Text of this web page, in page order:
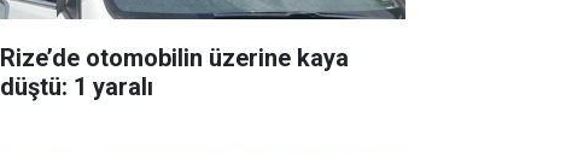
Rize’de otomobilin üzerine kaya
düştü: 1 yaralı